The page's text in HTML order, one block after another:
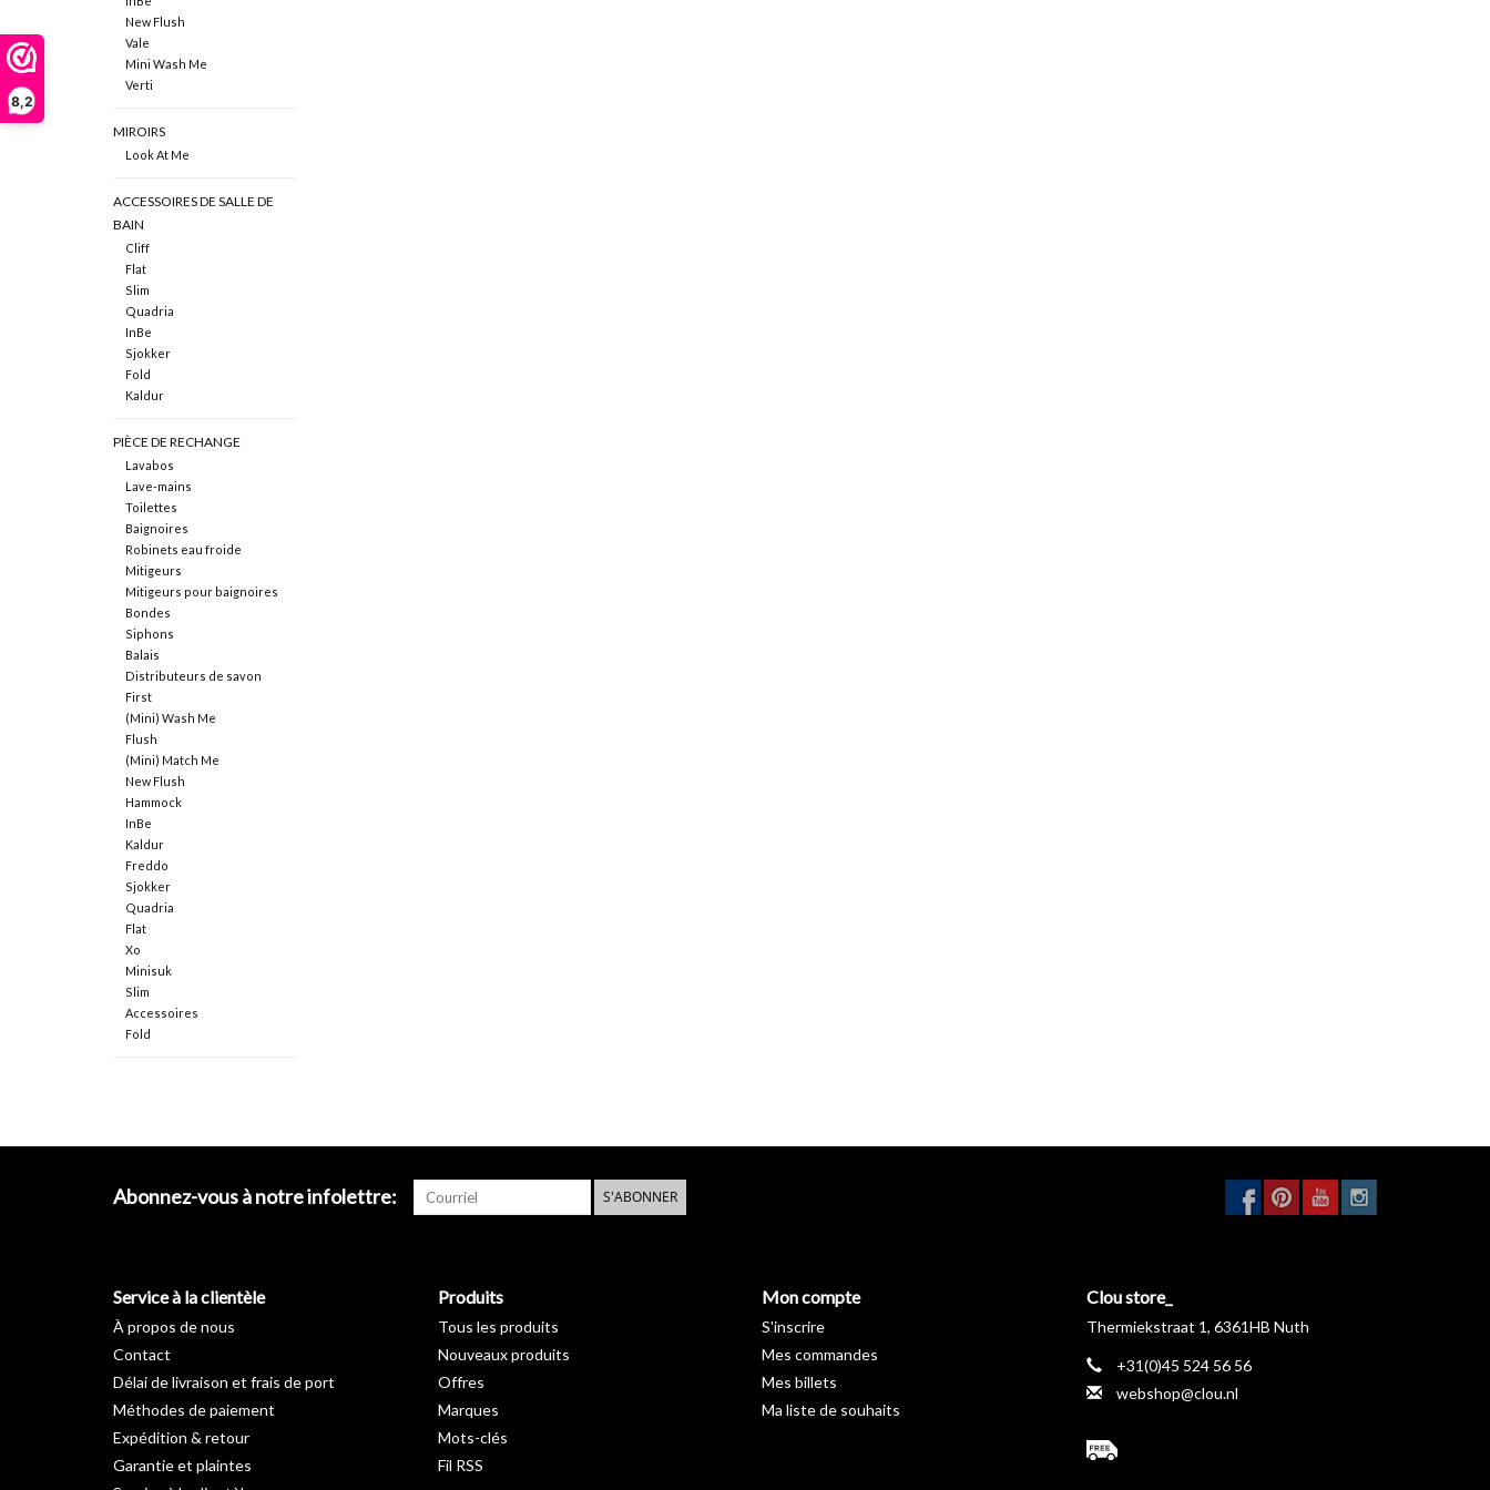
8,2
New Flush
Vale
Mini Wash Me
Verti
MIROIRS
Look At Me
ACCESSOIRES DE SALLE DE
BAIN
Cliff
Flat
Slim
Quadria
InBe
Sjokker
Fold
Kaldur
PIÈCE DE RECHANGE
Lavabos
Lave-mains
Toilettes
Baignoires
Robinets eau froide
Mitigeurs
Mitigeurs pour baignoires
Bondes
Siphons
Balais
Distributeurs de savon
First
(Mini) Wash Me
Flush
(Mini) Match Me
New Flush
Hammock
InBe
Kaldur
Freddo
Sjokker
Quadria
Flat
Xo
Minisuk
Slim
Accessoires
Fold
Abonnez-vous à notre infolettre: S'ABONNER
Service à la clientèle
À propos de nous
Contact
Délai de livraison et frais de port
Méthodes de paiement
Expédition & retour
Garantie et plaintes
Produits
Tous les produits
Nouveaux produits
Offres
Marques
Mots-clés
Fil RSS
Mon compte
S'inscrire
Mes commandes
Mes billets
Ma liste de souhaits
Clou store_
Thermiekstraat 1, 6361HB Nuth
+31(0)45 524 56 56
webshop@clou.nl